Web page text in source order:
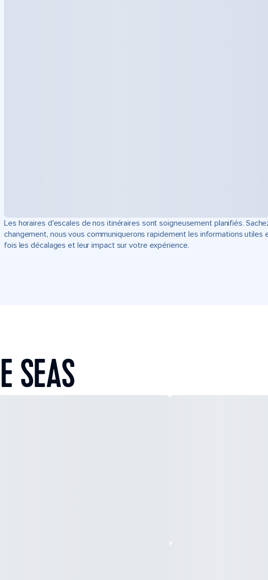
Les horaires d'escales de nos itinéraires sont soigneusement planifiés.
changement, nous vous communiquerons rapidement les informations utiles
fois les décalages et leur impact sur votre expérience.
SEAS